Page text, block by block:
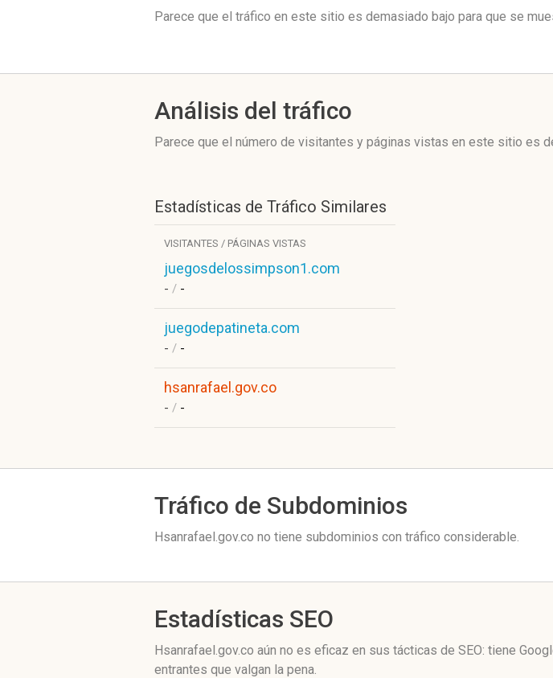
Parece que el tráfico en este sitio es demasiado bajo para que se
Análisis del tráfico
Parece que el número de visitantes y páginas vistas en este sitio es
Estadísticas de Tráfico Similares
VISITANTES / PÁGINAS VISTAS
juegosdelossimpson1.com
- / -
juegodepatineta.com
- / -
hsanrafael.gov.co
- / -
Tráfico de Subdominios
Hsanrafael.gov.co no tiene subdominios con tráfico considerable.
Estadísticas SEO
Hsanrafael.gov.co aún no es eficaz en sus tácticas de SEO: tiene
entrantes que valgan la pena.